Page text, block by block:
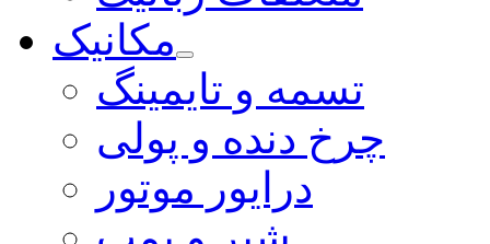
مکانیک
تسمه و تایمینگ
چرخ دنده و پولی
درایور موتور